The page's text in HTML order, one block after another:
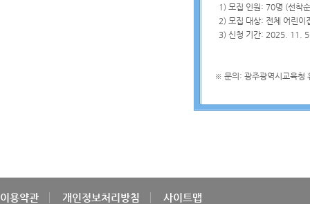
1) 모집 인원: 70명 (선착
2) 모집 대상: 전체 어린이
3) 신청 기간: 2025. 11.
※ 문의: 광주광역시교육
이용약관 개인정보처리방침 사이트맵